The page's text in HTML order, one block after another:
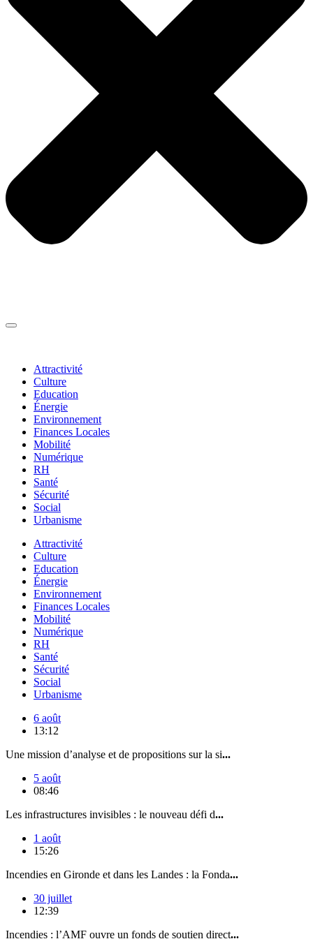
Attractivité
Culture
Education
Énergie
Environnement
Finances Locales
Mobilité
Numérique
RH
Santé
Sécurité
Social
Urbanisme
Attractivité
Culture
Education
Énergie
Environnement
Finances Locales
Mobilité
Numérique
RH
Santé
Sécurité
Social
Urbanisme
6 août
13:12
Une mission d’analyse et de propositions sur la si...
5 août
08:46
Les infrastructures invisibles : le nouveau défi d...
1 août
15:26
Incendies en Gironde et dans les Landes : la Fonda...
30 juillet
12:39
Incendies : l’AMF ouvre un fonds de soutien direct...